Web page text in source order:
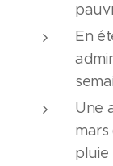
En
Une
mars
pluie